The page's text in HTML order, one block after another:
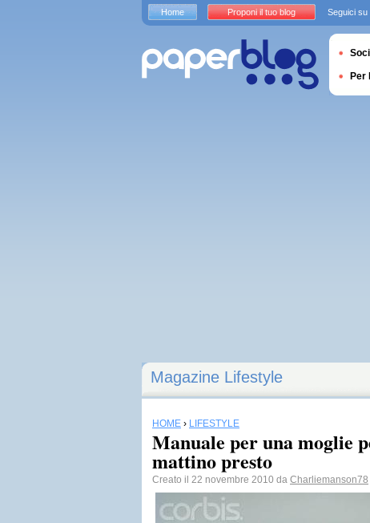
Magazine Lifestyle
HOME › LIFESTYLE
Manuale per una moglie
mattino presto
Creato il 22 novembre 2010 da Charliemanson78
Home Proponi il tuo blog Seguici su
Per